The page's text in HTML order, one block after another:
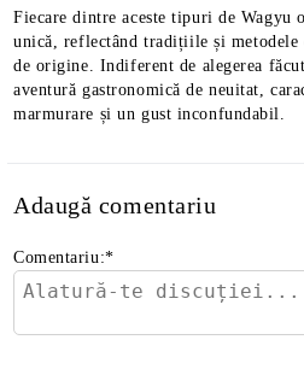
Fiecare dintre aceste tipuri de Wagyu
unică, reflectând tradițiile și metodele
de origine. Indiferent de alegerea
aventură gastronomică de neuitat,
marmurare și un gust inconfundabil.
Adaugă comentariu
Comentariu:*